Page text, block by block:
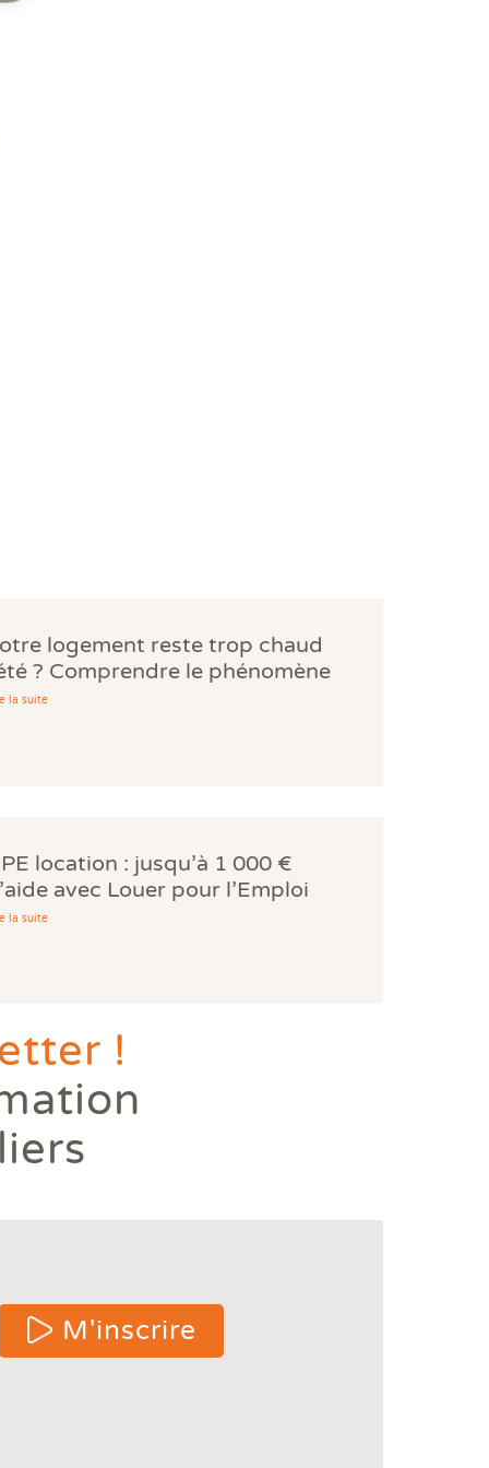
logement reste trop chaud
? Comprendre le phénomène
bouilloires thermiques.
la suite
location : jusqu’à 1 000 €
avec Louer pour l’Emploi
la suite
!
M'inscrire